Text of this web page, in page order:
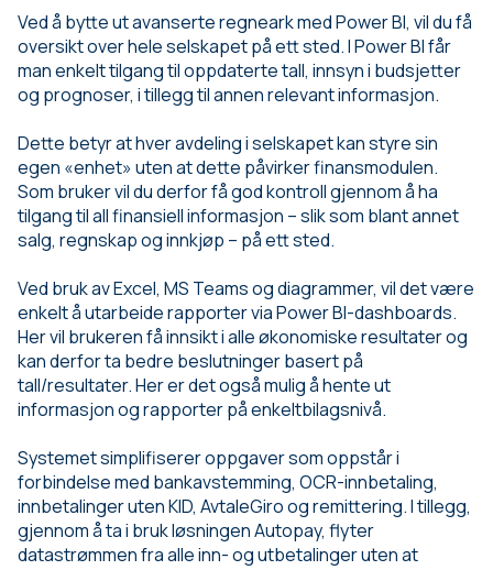
Ved å bytte ut avanserte regneark med Power BI, vil du få
oversikt over hele selskapet på ett sted. I Power BI får
man enkelt tilgang til oppdaterte tall, innsyn i budsjetter
og prognoser, i tillegg til annen relevant informasjon.
Dette betyr at hver avdeling i selskapet kan styre sin
egen «enhet» uten at dette påvirker finansmodulen.
Som bruker vil du derfor få god kontroll gjennom å ha
tilgang til all finansiell informasjon – slik som blant annet
salg, regnskap og innkjøp – på ett sted.
Ved bruk av Excel, MS Teams og diagrammer, vil det være
enkelt å utarbeide rapporter via Power BI-dashboards.
Her vil brukeren få innsikt i alle økonomiske resultater og
kan derfor ta bedre beslutninger basert på
tall/resultater. Her er det også mulig å hente ut
informasjon og rapporter på enkeltbilagsnivå.
Systemet simplifiserer oppgaver som oppstår i
forbindelse med bankavstemming, OCR-innbetaling,
innbetalinger uten KID, AvtaleGiro og remittering. I tillegg,
gjennom å ta i bruk løsningen Autopay, flyter
datastrømmen fra alle inn- og utbetalinger uten at